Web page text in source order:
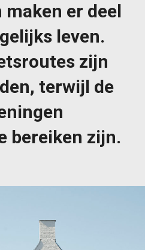
er deel
leven.
zijn
terwijl de
bereiken zijn.